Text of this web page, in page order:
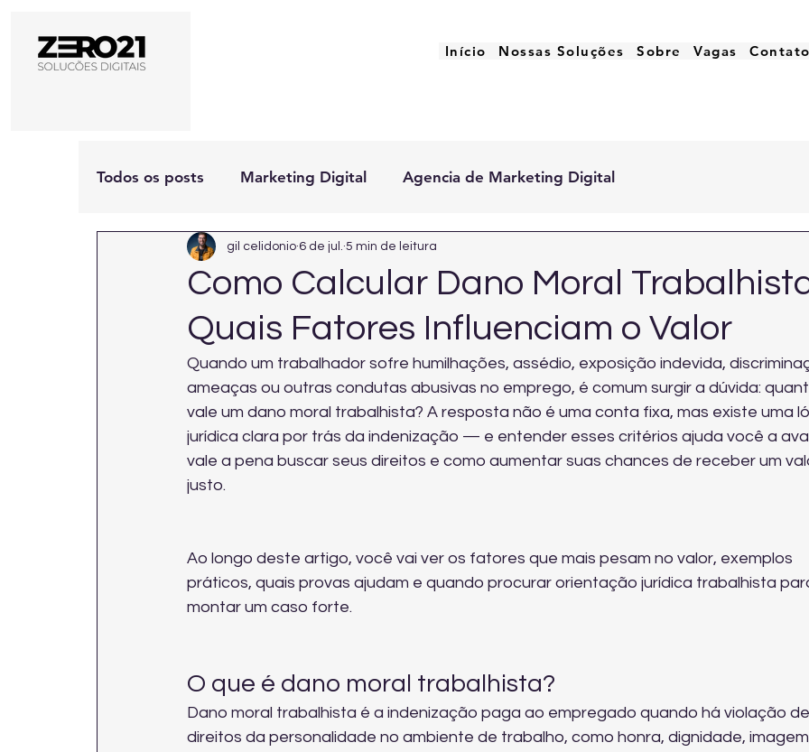
Início Nossas Soluções Sobre Vagas Contato
Todos os posts Marketing Digital Agencia de Marketing Digital
Como Calcular Dano Moral
Quais Fatores Influenciam o Valor
gil celidonio 6 de jul. 5 min de leitura
Quando um trabalhador sofre humilhações, assédio, exposição indevida,
ameaças ou outras condutas abusivas no emprego, é comum surgir a dúvida:
vale um dano moral trabalhista? A resposta não é uma conta fixa, mas existe uma
jurídica clara por trás da indenização — e entender esses critérios ajuda você a
vale a pena buscar seus direitos e como aumentar suas chances de receber um
justo.
Ao longo deste artigo, você vai ver os fatores que mais pesam no valor, exemplos
práticos, quais provas ajudam e quando procurar orientação jurídica trabalhista
montar um caso forte.
O que é dano moral trabalhista?
Dano moral trabalhista é a indenização paga ao empregado quando há violação de
direitos da personalidade no ambiente de trabalho, como honra, dignidade,